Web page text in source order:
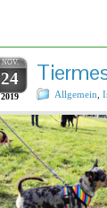
NOV.
24
2019 Allgemein